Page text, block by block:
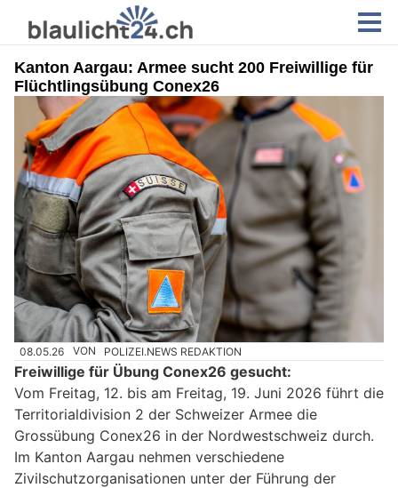
Kanton Aargau: Armee sucht 200 Freiwillige für
Flüchtlingsübung Conex26
08.05.26 VON POLIZEI.NEWS REDAKTION
Freiwillige für Übung Conex26 gesucht:
Vom Freitag, 12. bis am Freitag, 19. Juni 2026 führt die
Territorialdivision 2 der Schweizer Armee die
Grossübung Conex26 in der Nordwestschweiz durch.
Im Kanton Aargau nehmen verschiedene
Zivilschutzorganisationen unter der Führung der